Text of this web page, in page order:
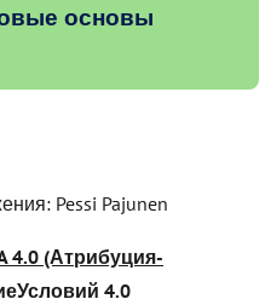
основы
Pessi Pajunen
4.0 (Атрибуция-
4.0